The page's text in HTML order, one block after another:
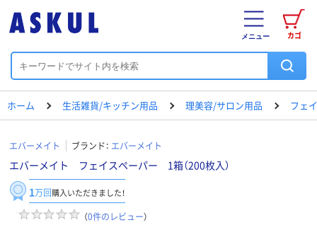
カゴ
メニュー
ホーム 生活雑貨/キッチン用品 理美容/サロン用品 フェ
エバーメイト ブランド： エバーメイト
エバーメイト フェイスペーパー 1箱（200枚入）
1万回購入いただきました！
（0件のレビュー）